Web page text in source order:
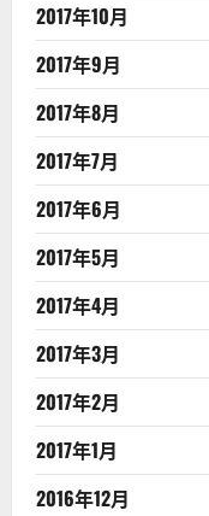
2017年10月
2017年9月
2017年8月
2017年7月
2017年6月
2017年5月
2017年4月
2017年3月
2017年2月
2017年1月
2016年12月